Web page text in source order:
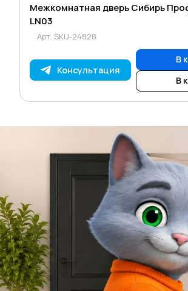
Межкомнатная дверь Сибирь
LN03
Арт. SKU-24828
Консультация
В
В